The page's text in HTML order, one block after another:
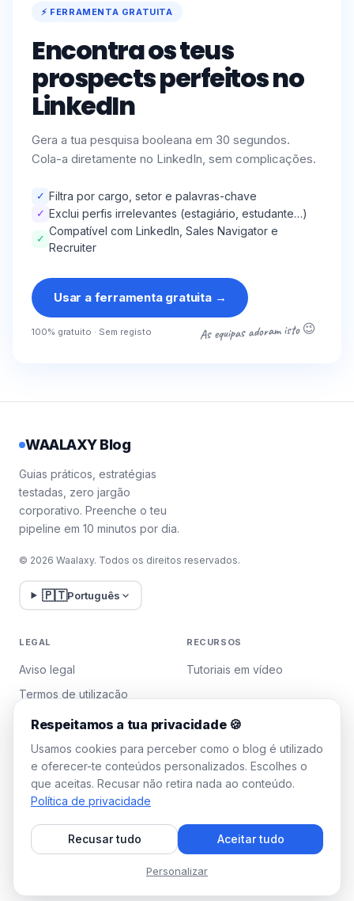
⚡ FERRAMENTA GRATUITA
Encontra os teus
prospects perfeitos no
LinkedIn
Gera a tua pesquisa booleana em 30 segundos.
Cola-a diretamente no LinkedIn, sem complicações.
✓ Filtra por cargo, setor e palavras-chave
✓ Exclui perfis irrelevantes (estagiário, estudante…)
✓
Compatível com LinkedIn, Sales Navigator e
Recruiter
Usar a ferramenta gratuita→
100% gratuito · Sem registo As equipas adoram isto 😉
WAALAXY Blog
Guias práticos, estratégias
testadas, zero jargão
corporativo. Preenche o teu
pipeline em 10 minutos por dia.
© 2026 Waalaxy. Todos os direitos reservados.
🇵🇹Português
LEGAL
Aviso legal
Termos de utilização
Política de privacidade
Gerir cookies
RECURSOS
Tutoriais em vídeo
WAALAXY
Plano Team
Respeitamos a tua privacidade 🍪
Usamos cookies para perceber como o blog é utilizado
e oferecer-te conteúdos personalizados. Escolhes o
que aceitas. Recusar não retira nada ao conteúdo.
Política de privacidade
Recusar tudo Aceitar tudo
Personalizar